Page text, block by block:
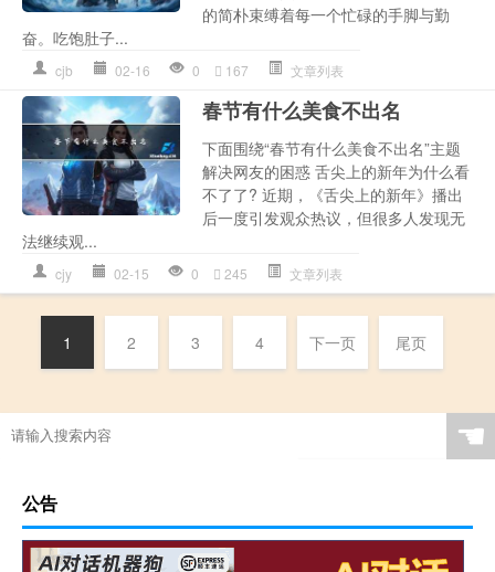
的简朴束缚着每一个忙碌的手脚与勤
奋。吃饱肚子...
cjb 02-16 0 167 文章列表
春节有什么美食不出名
下面围绕“春节有什么美食不出名”主题
解决网友的困惑 舌尖上的新年为什么看
不了了? 近期，《舌尖上的新年》播出
后一度引发观众热议，但很多人发现无
法继续观...
cjy 02-15 0 245 文章列表
1 2 3 4 下一页 尾页
☚
公告